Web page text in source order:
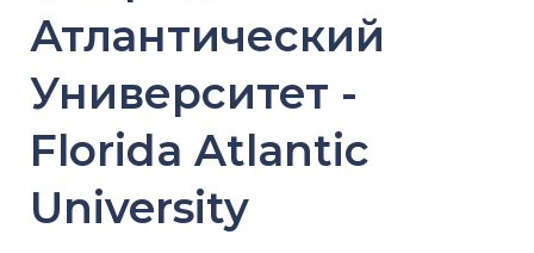
Атлантический
Университет -
Florida Atlantic
University